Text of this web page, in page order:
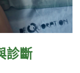
診斷